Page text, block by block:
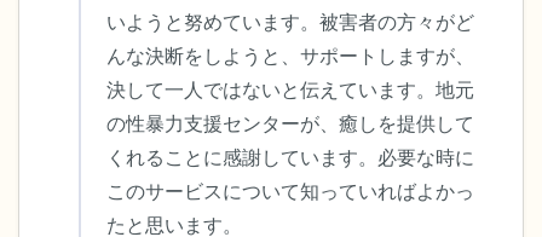
いようと努めています。被害者の方々がど
んな決断をしようと、サポートしますが、
決して一人ではないと伝えています。地元
の性暴力支援センターが、癒しを提供して
くれることに感謝しています。必要な時に
このサービスについて知っていればよかっ
たと思います。